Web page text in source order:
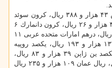
افزون بر این، هر فرانك سوئیس ۴۳ هزار و ۳۸۸ ریال، كرون سوئد
۴ هزار و ۱۸۴ ریال، كرون نروژ ۴ هزار و ۲۶ ریال، كرون دانمارك ۶
هزار و ۱۵۴ ریال، روپیه هند ۵۵۱ ریال، درهم امارات متحده عربی ۱۱
هزار و ۴۳۷ ریال، دینار كویت ۱۳۴ هزار و ۱۹۳ ریال، یكصد روپیه
پاكستان ۲۵ هزار و ۲۸۸ ریال، یكصد ین ژاپن ۳۹ هزار و ۸۳ ریال،
دلار هنگ كنگ ۵ هزار و ۴۱۸ ریال، ریال عمان ۱۰۹ هزار و ۲۳۵ ریال